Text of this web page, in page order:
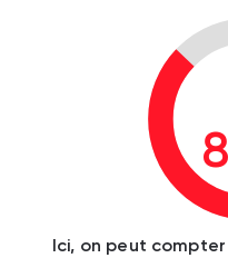
Ici, on peut